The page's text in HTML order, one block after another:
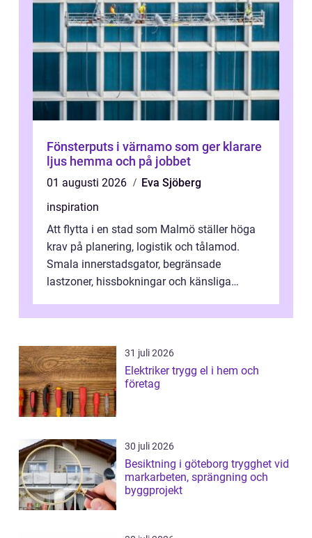
Fönsterputs i värnamo som ger klarare
ljus hemma och på jobbet
01 augusti 2026
Eva Sjöberg
inspiration
Att flytta i en stad som Malmö ställer höga
krav på planering, logistik och tålamod.
Smala innerstadsgator, begränsade
lastzoner, hissbokningar och känsliga
31 juli 2026
Elektriker trygg el i hem och
företag
30 juli 2026
Besiktning i göteborg trygghet vid
markarbeten, sprängning och
byggprojekt